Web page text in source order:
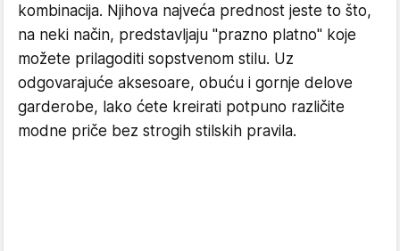
kombinacija. Njihova najveća prednost jeste to što,
na neki način, predstavljaju "prazno platno" koje
možete prilagoditi sopstvenom stilu. Uz
odgovarajuće aksesoare, obuću i gornje delove
garderobe, lako ćete kreirati potpuno različite
modne priče bez strogih stilskih pravila.